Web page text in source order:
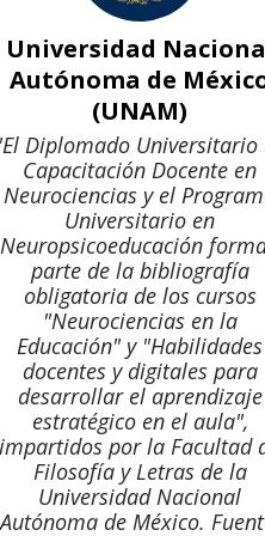
Universidad
Autónoma de
(UNAM)
Diplomado Universitario
Capacitación Docente en
Neurociencias y el
Universitario en
Neuropsicoeducación
parte de la bibliografía
obligatoria de los cursos
"Neurociencias en la
Educación" y "Habilidades
docentes y digitales para
desarrollar el aprendizaje
estratégico en el aula",
impartidos por la Facultad
Filosofía y Letras de la
Universidad Nacional
Autónoma de México.